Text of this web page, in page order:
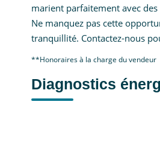
marient parfaitement avec
Ne manquez pas cette
tranquillité. Contactez-nous
**Honoraires à la charge du vendeur
Diagnostics